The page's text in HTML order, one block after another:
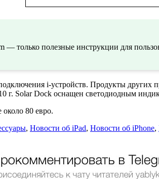
— только полезные инструкции для
i-устройств. Продукты
г. Solar Dock оснащен светодиодным
около 80 евро.
, Новости об iPad, Новости об iPhone,